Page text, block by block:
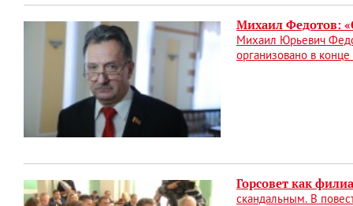
Михаил Федотов:
Михаил Юрьевич
организовано в
Горсовет как
скандальным. В